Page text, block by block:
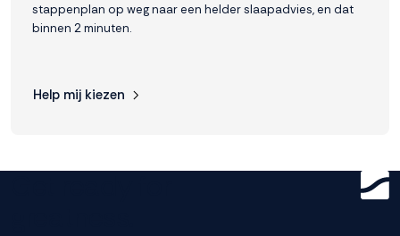
stappenplan op weg naar een helder slaapadvies, en dat
binnen 2 minuten.
Help mij kiezen